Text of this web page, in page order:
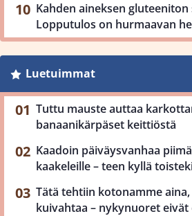
Kahden aineksen
Lopputulos on hurmaavan
Luetuimmat
Tuttu mauste auttaa
banaanikärpäset keittiöstä
Kaadoin päiväysvanhaa
kaakeleille – teen kyllä
Tätä tehtiin kotonamme
kuivahtaa – nykynuoret eivät